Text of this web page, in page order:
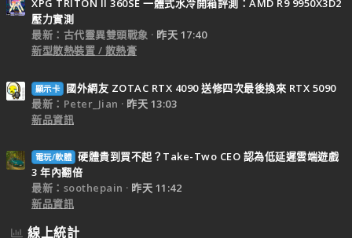
XPG TRITON II 360SE 一體式水冷開箱評測：AMD R9 9950X3D2
壓力實測
最新：古代靈異雙頭戰象
昨天 17:40
新型散熱裝置 / 散熱膏
顯示卡
國外網友 ZOTAC RTX 4090 送修四次最後換來 RTX 5090
最新：Peter_Jian
昨天 13:03
新品資訊
電玩/軟體 硬體貴到買不起？Take-Two CEO 認為低延遲雲端遊戲
3 年內翻倍
最新：soothepain
昨天 11:42
新品資訊
線上統計